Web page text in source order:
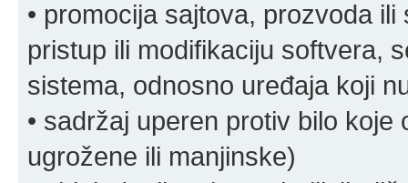
• promocija sajtova, prozvoda
pristup ili modifikaciju softvera,
sistema, odnosno uređaja koji
• sadržaj uperen protiv bilo
ugrožene ili manjinske)